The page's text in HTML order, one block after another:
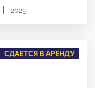
2025
СДАЕТСЯ В АРЕНДУ